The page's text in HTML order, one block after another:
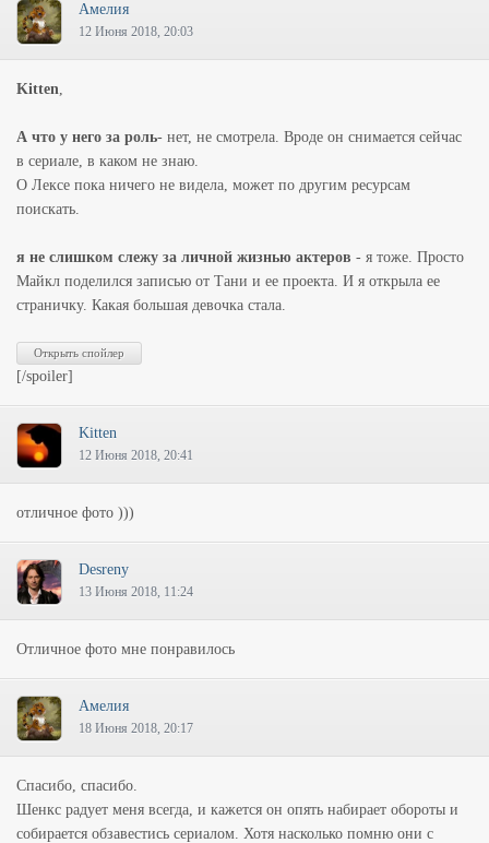
Амелия
12 Июня 2018, 20:03
Kitten,
А что у него за роль- нет, не смотрела. Вроде он снимается сейчас
в сериале, в каком не знаю.
О Лексе пока ничего не видела, может по другим ресурсам
поискать.
я не слишком слежу за личной жизнью актеров - я тоже. Просто
Майкл поделился записью от Тани и ее проекта. И я открыла ее
страничку. Какая большая девочка стала.
[/spoiler]
Kitten
12 Июня 2018, 20:41
отличное фото )))
Desreny
13 Июня 2018, 11:24
Отличное фото мне понравилось
Амелия
18 Июня 2018, 20:17
Спасибо, спасибо.
Шенкс радует меня всегда, и кажется он опять набирает обороты и
собирается обзавестись сериалом. Хотя насколько помню они с